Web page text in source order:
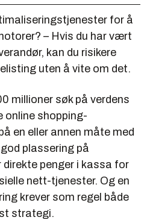
for å
– Hvis du har vært
kan du risikere
uten å vite om det.
millioner søk på verdens
online shopping-
en eller annen måte med
plassering på
penger i kassa for
nett-tjenester. Og en
krever som regel både
strategi.